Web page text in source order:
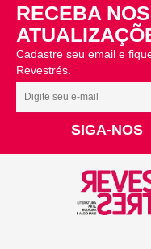
RECEBA
Cadastre seu email e
Revestrés.
SIGA-NOS